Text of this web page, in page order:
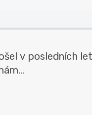
v posledních